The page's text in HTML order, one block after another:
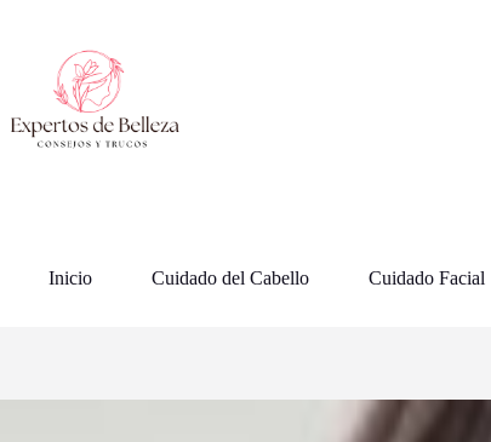
contenido
Inicio Cuidado del Cabello Cuidado Facial